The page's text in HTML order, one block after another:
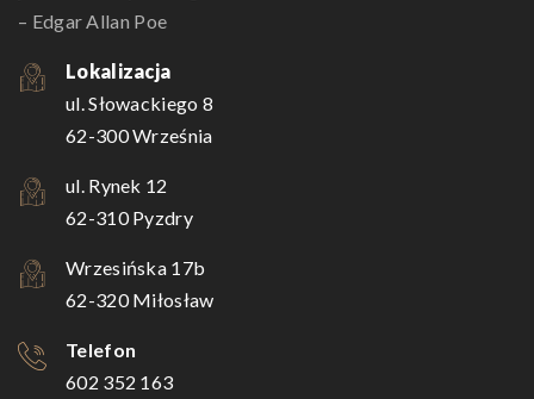
– Edgar Allan Poe
Lokalizacja
ul. Słowackiego 8
62-300 Września
ul. Rynek 12
62-310 Pyzdry
Wrzesińska 17b
62-320 Miłosław
Telefon
602 352 163